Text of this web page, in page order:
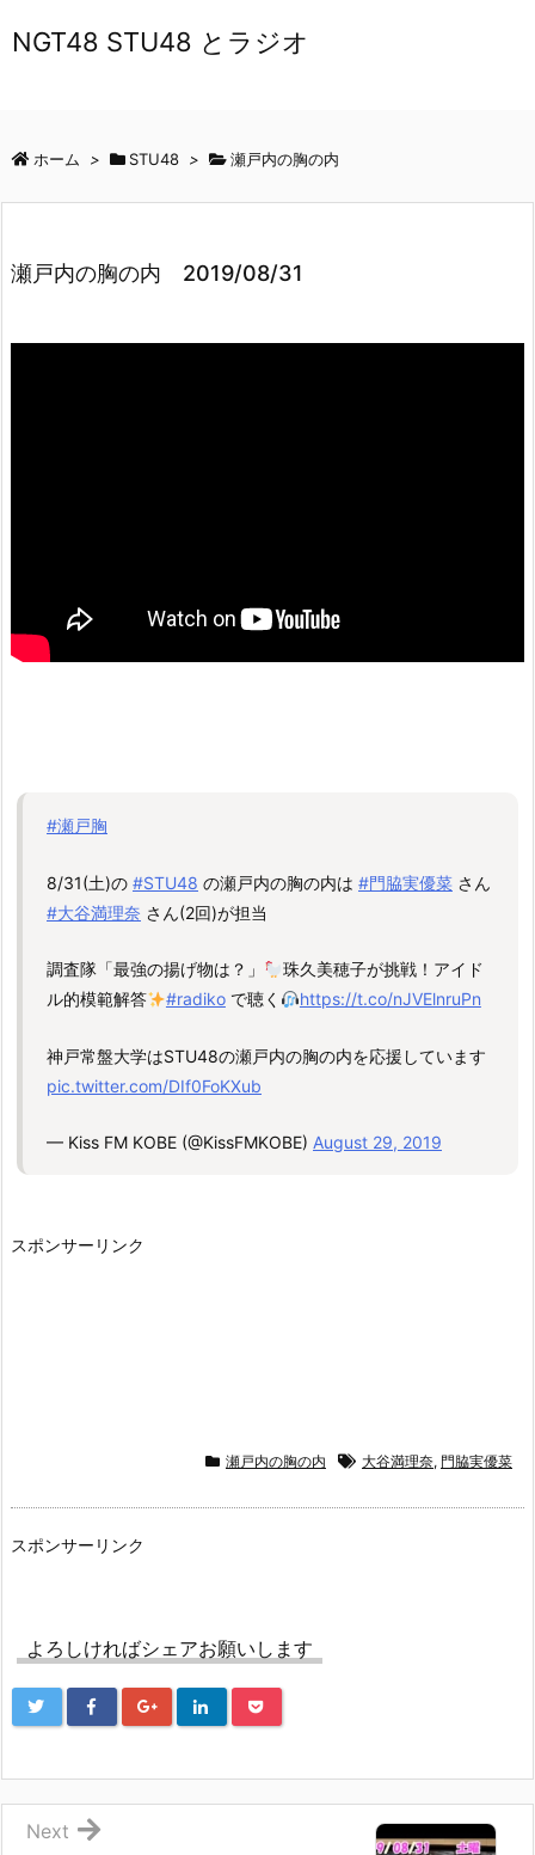
NGT48 STU48 とラジオ
ホーム > STU48 > 瀬戸内の胸の内
瀬戸内の胸の内 2019/08/31
#瀬戸胸
8/31(土)の #STU48 の瀬戸内の胸の内は #門脇実優菜 さん
#大谷満理奈 さん(2回)が担当
調査隊「最強の揚げ物は？」
珠久美穂子が挑戦！アイド
ル的模範解答
#radikoで聴く https://t.co/nJVElnruPn
神戸常盤大学はSTU48の瀬戸内の胸の内を応援しています
pic.twitter.com/DIf0FoKXub
— Kiss FM KOBE (@KissFMKOBE) August 29, 2019
スポンサーリンク
瀬戸内の胸の内 大谷満理奈, 門脇実優菜
スポンサーリンク
よろしければシェアお願いします
Next